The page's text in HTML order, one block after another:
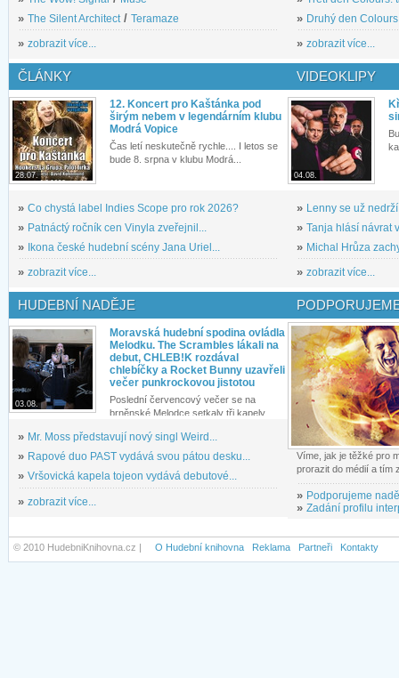
» The Silent Architect / Teramaze
» zobrazit více...
» Druhý den
» zobrazit více...
ČLÁNKY
28.07.
12. Koncert pro Kaštánka pod
širým nebem v legendárním klubu
Modrá Vopice
Čas letí neskutečně rychle.... I letos se
bude 8. srpna v klubu Modrá...
» Co chystá label Indies Scope pro rok 2026?
» Patnáctý ročník cen Vinyla zveřejnil...
»
Ikona české hudební scény Jana Uriel...
» zobrazit více...
VIDEOKLIPY
04.08.
» Lenny se už
» Tanja hlásí návrat
» Michal Hrůza
» zobrazit více...
HUDEBNÍ NADĚJE
03.08.
Moravská hudební spodina ovládla
Melodku. The Scrambles lákali na
debut, CHLEB!K rozdával
chlebíčky a Rocket Bunny uzavřeli
večer punkrockovou jistotou
Poslední červencový večer se na
brněnské Melodce setkaly tři kapely...
» Mr. Moss představují nový singl Weird...
» Rapové duo PAST vydává svou pátou desku...
» Vršovická kapela tojeon vydává debutové...
» zobrazit více...
Víme, jak je těžké pro
prorazit do médií a tím
» Podporujeme
» Zadání profilu
© 2010 HudebniKnihovna.cz | O Hudební knihovna Reklama Partneři Kontakty